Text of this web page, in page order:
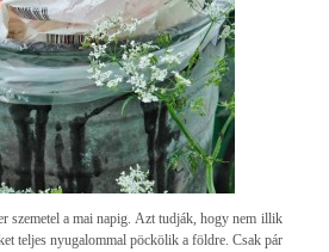
szemetel a mai napig. Azt tudják, hogy nem illik
teljes nyugalommal pöckölik a földre. Csak pár